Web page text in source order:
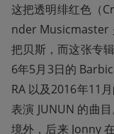
这把透明绯红色（
nder Musicmaster
把贝斯，而这张专
6年5月3日的
RA 以及2016年11
表演 JUNUN 的曲
境外，后来 Jonny